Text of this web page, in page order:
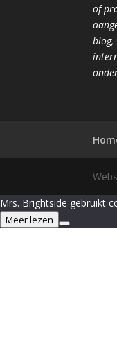
of
blog,
Mrs. Brightside gebruikt
Meer lezen